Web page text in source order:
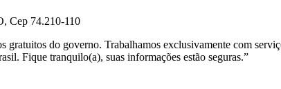
Cep 74.210-110
gratuitos do governo. Trabalhamos exclusivamente com
Fique tranquilo(a), suas informações estão seguras.”